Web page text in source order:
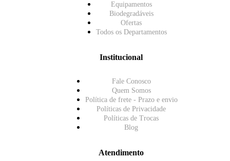
Equipamentos
Biodegradáveis
Ofertas
Todos os Departamentos
Institucional
Fale Conosco
Quem Somos
Política de frete - Prazo e envio
Políticas de Privacidade
Políticas de Trocas
Blog
Atendimento